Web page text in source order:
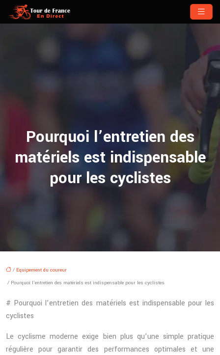
Pourquoi l’entretien des
matériels est indispensable
pour les cyclistes
/ Equipement du coureur
/ Pourquoi l’entretien des matériels est indispensable pour les cyclistes
# Pourquoi l’entretien des matériels est indispensable pour les
cyclistes
Le cyclisme moderne exige bien plus qu’une simple pratique
régulière pour garantir des performances optimales et une